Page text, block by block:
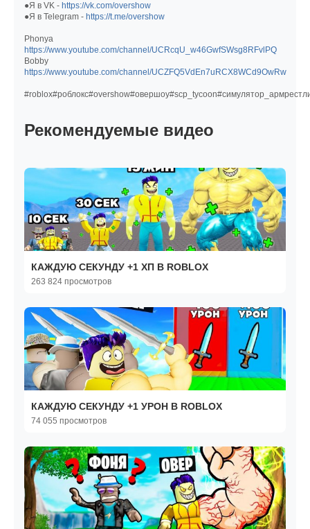
●Я в VK - https://vk.com/overshow
●Я в Telegram - https://t.me/overshow
Phonya
https://www.youtube.com/channel/UCRcqU_w46GwfSWsg8RFvlPQ
Bobby
https://www.youtube.com/channel/UCZFQ5VdEn7uRCX8WCd9OwRw
Рекомендуемые видео
КАЖДУЮ СЕКУНДУ +1 ХП В ROBLOX
263 824 просмотров
КАЖДУЮ СЕКУНДУ +1 УРОН В ROBLOX
74 055 просмотров